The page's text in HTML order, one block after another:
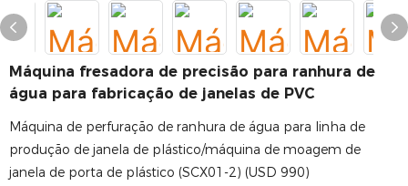
Máquina fresadora de precisão para ranhura de
água para fabricação de janelas de PVC
Máquina de perfuração de ranhura de água para linha de
produção de janela de plástico/máquina de moagem de
janela de porta de plástico (SCX01-2) (USD 990)